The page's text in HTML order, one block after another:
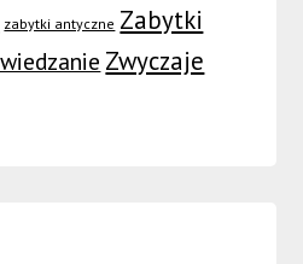
zabytki antyczne Zabytki
Zwyczaje